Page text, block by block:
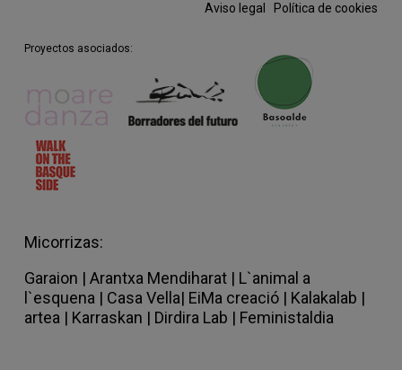
Aviso legal Política de cookies
Proyectos asociados:
Micorrizas:
Garaion | Arantxa Mendiharat | L`animal a
l`esquena | Casa Vella| EiMa creació | Kalakalab |
artea | Karraskan | Dirdira Lab | Feministaldia